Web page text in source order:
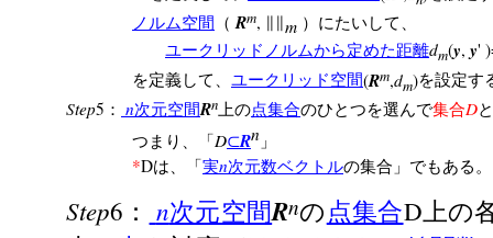
ノルム空間 （ Rm, ∥∥m ）にたいして、
ユークリッドノルムから定めた距離dm(y, y'
を定義して、 ユークリッド空間(Rm,dm)を設定す
Step5 ： n次元空間Rn 上の点集合のひとつを選んで集合D
つまり、「D⊂Rn 」
*Dは、「実n次元数ベクトルの集合」でもある。
Step6 ： n次元空間Rnの 点集合D上の